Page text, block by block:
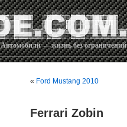
Автомобили — жизнь без ограничений
« Ford Mustang 2010
Ferrari Zobin